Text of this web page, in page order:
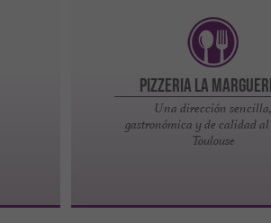
Pizzeria La
Una dirección sencilla,
gastronómica y de calidad al
Toulouse